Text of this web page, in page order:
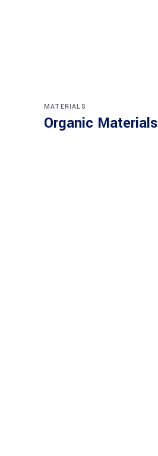
MATERIALS
Organic Materials